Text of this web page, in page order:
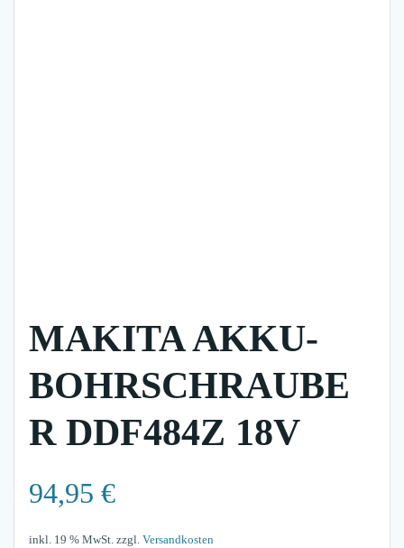
MAKITA AKKU-
BOHRSCHRAUBE
R DDF484Z 18V
94,95 €
inkl. 19 % MwSt. zzgl. Versandkosten